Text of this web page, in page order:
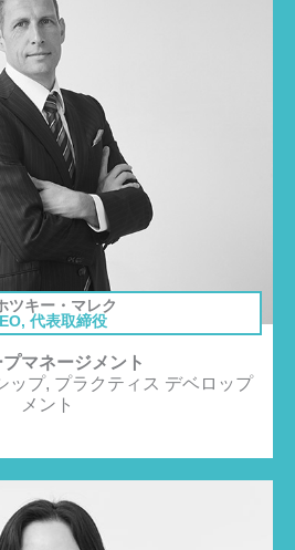
ツキー・マレク
代表取締役
マネージメント
ップ, プラクティス デベロップ
メント